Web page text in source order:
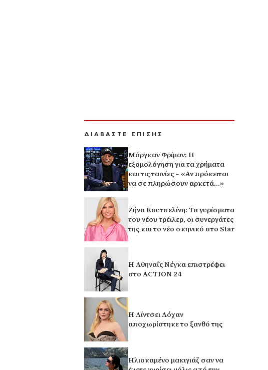
ΔΙΑΒΑΣΤΕ ΕΠΙΣΗΣ
Μόργκαν Φρίμαν: Η
εξομολόγηση για τα χρήματα
και τις ταινίες – «Αν πρόκειται
να σε πληρώσουν αρκετά…»
Ζήνα Κουτσελίνη: Τα γυρίσματα
του νέου τρέιλερ, οι συνεργάτες
της και το νέο σκηνικό στο Star
Η Αθηναΐς Νέγκα επιστρέφει
στο ACTION 24
Η Λίντσει Λόχαν
αποχωρίστηκε το ξανθό της
Ηλιοκαμένο μακιγιάζ σαν να